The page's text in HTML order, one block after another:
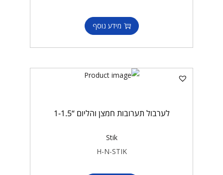
מידע נוסף
לערבול תערובות חמצן והליום “1-1.5
Stik
H-N-STIK